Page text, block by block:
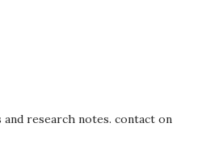
research notes. contact on